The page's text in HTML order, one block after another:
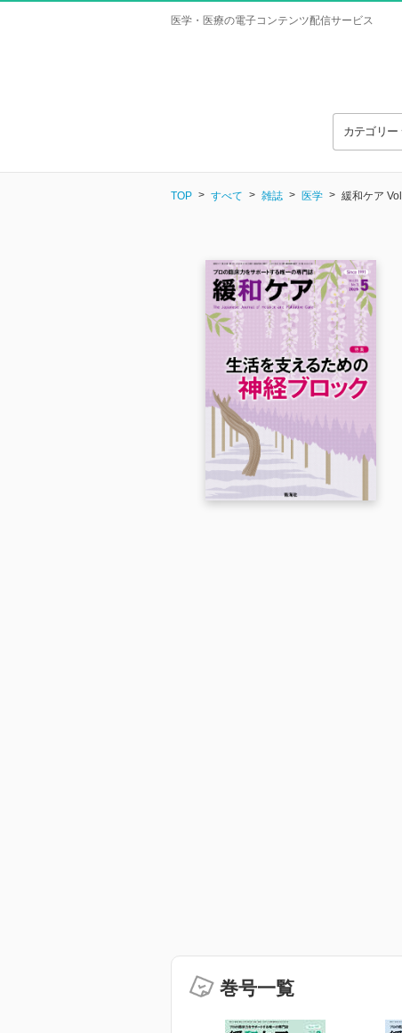
医学・医療の電子コンテンツ配信サービス
カテゴリー
TOP すべて 雑誌 医学 緩和ケア
巻号一覧